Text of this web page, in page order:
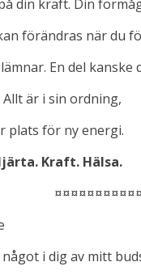
din kraft. Din
förändras när du
En del kanske
är i sin ordning,
plats för ny energi.
Kraft. Hälsa.
i dig av mitt